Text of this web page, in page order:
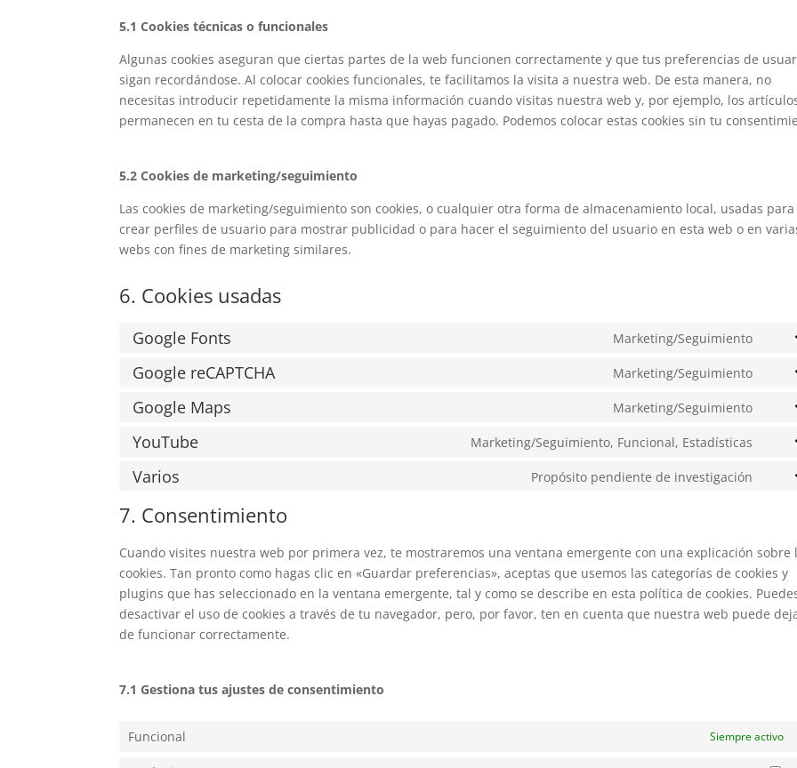
5.1 Cookies técnicas o funcionales
Algunas cookies aseguran que ciertas partes de la web funcionen correctamente y que tus preferencias de
sigan recordándose. Al colocar cookies funcionales, te facilitamos la visita a nuestra web. De esta manera, no
necesitas introducir repetidamente la misma información cuando visitas nuestra web y, por ejemplo, los
permanecen en tu cesta de la compra hasta que hayas pagado. Podemos colocar estas cookies sin tu
5.2 Cookies de marketing/seguimiento
Las cookies de marketing/seguimiento son cookies, o cualquier otra forma de almacenamiento local, usadas para
crear perfiles de usuario para mostrar publicidad o para hacer el seguimiento del usuario en esta web o en
webs con fines de marketing similares.
6. Cookies usadas
Google Fonts Marketing/Seguimiento
Google reCAPTCHA Marketing/Seguimiento
Google Maps Marketing/Seguimiento
YouTube Marketing/Seguimiento, Funcional, Estadísticas
Varios Propósito pendiente de investigación
7. Consentimiento
Cuando visites nuestra web por primera vez, te mostraremos una ventana emergente con una explicación sobre
cookies. Tan pronto como hagas clic en «Guardar preferencias», aceptas que usemos las categorías de cookies y
plugins que has seleccionado en la ventana emergente, tal y como se describe en esta política de cookies.
desactivar el uso de cookies a través de tu navegador, pero, por favor, ten en cuenta que nuestra web puede
de funcionar correctamente.
7.1 Gestiona tus ajustes de consentimiento
Funcional Siempre activo